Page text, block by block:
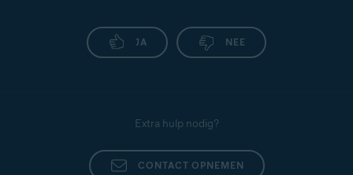
JA NEE
Extra hulp nodig?
CONTACT OPNEMEN